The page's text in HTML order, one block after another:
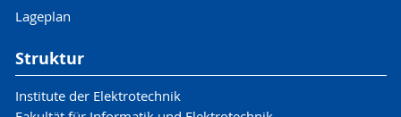
Lageplan
Struktur
Institute der Elektrotechnik